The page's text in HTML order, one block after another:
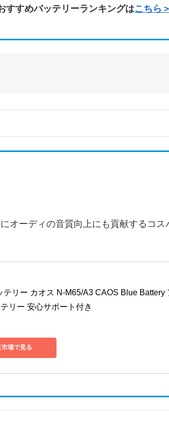
すすめバッテリーランキングはこちら
オーディの音質向上にも貢献するコ
リー カオス N-M65/A3 CAOS Blue Battery
リー 安心サポート付き
市場で見る